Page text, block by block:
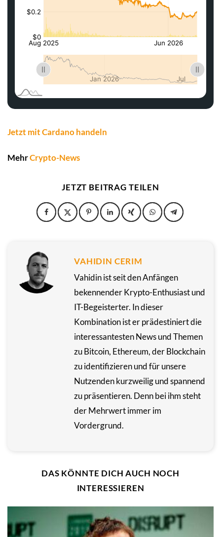
Jetzt mit Cardano handeln
MehrCrypto-News
JETZT BEITRAG TEILEN
VAHIDIN CERIM
Vahidin ist seit den Anfängen
bekennender Krypto-Enthusiast und
IT-Begeisterter. In dieser
Kombination ist er prädestiniert die
interessantesten News und Themen
zu Bitcoin, Ethereum, der Blockchain
zu identifizieren und für unsere
Nutzenden kurzweilig und spannend
zu präsentieren. Denn bei ihm steht
der Mehrwert immer im
Vordergrund.
DAS KÖNNTE DICH AUCH NOCH
INTERESSIEREN